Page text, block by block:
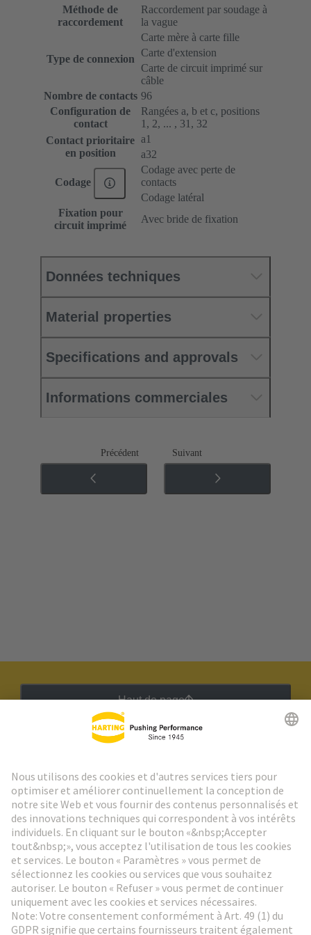
Méthode de
raccordement
Raccordement par soudage à
la vague
Type de connexion
Carte mère à carte fille
Carte d'extension
Carte de circuit imprimé sur
câble
Nombre de contacts 96
Configuration de
contact
Rangées a, b et c, positions
1, 2, ... , 31, 32
Contact prioritaire
en position
a1
a32
Codage
Codage avec perte de
contacts
Codage latéral
Fixation pour
circuit imprimé
Avec bride de fixation
Données techniques
Material properties
Specifications and approvals
Informations commerciales
Précédent Suivant
Haut de page
Aller à l'inscription
Social Media